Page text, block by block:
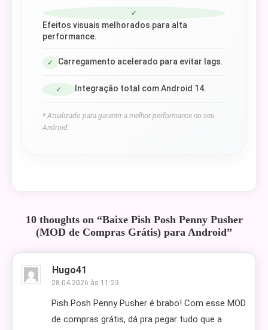
✓
Efeitos visuais melhorados para alta
performance.
✓ Carregamento acelerado para evitar lags.
✓ Integração total com Android 14.
* Atualizado para garantir a melhor performance no seu
Android.
10 thoughts on “Baixe Pish Posh Penny Pusher
(MOD de Compras Grátis) para Android”
Hugo41
28.04.2026 às 11:23
Pish Posh Penny Pusher é brabo! Com esse MOD
de compras grátis, dá pra pegar tudo que a